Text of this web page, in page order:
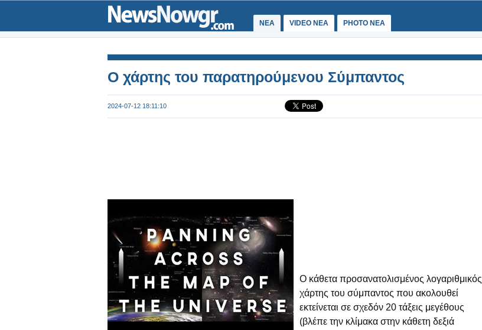
ΝΕΑ VIDEO NEA PHOTO NEA
Ο χάρτης του παρατηρούμενου Σύμπαντος
2024-07-12 18:11:10
Ο κάθετα προσανατολισμένος λογαριθμικός
χάρτης του σύμπαντος που ακολουθεί
εκτείνεται σε σχεδόν 20 τάξεις μεγέθους
(βλέπε την κλίμακα στην κάθετη δεξιά